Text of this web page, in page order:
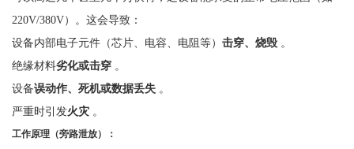
220V/380V）。这会导致：
设备内部电子元件（芯片、电容、电阻等） 击穿、烧毁 。
绝缘材料劣化或击穿 。
设备误动作、死机或数据丢失 。
严重时引发火灾 。
工作原理（旁路泄放）：